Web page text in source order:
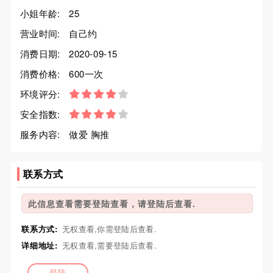
小姐年龄:
25
营业时间:
自己约
消费日期:
2020-09-15
消费价格:
600一次
环境评分:
安全指数:
服务内容:
做爱 胸推
联系方式
此信息查看需要登陆查看，请登陆后查看.
联系方式: 无权查看,你需登陆后查看.
详细地址: 无权查看,需要登陆后查看.